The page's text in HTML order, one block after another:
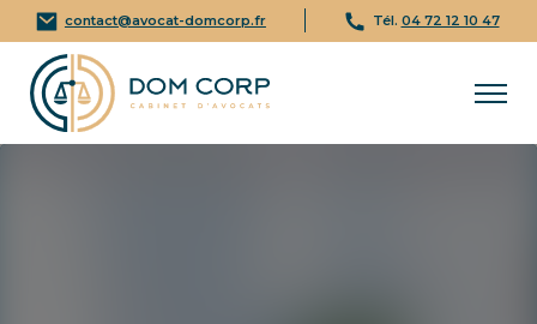
contact@avocat-domcorp.fr Tél. 04 72 12 10 47